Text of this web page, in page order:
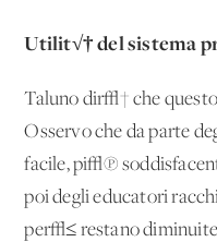
Utilit√† del sistema
Taluno dir√† che
Osservo che da parte
facile, pi√π
poi degli educatori
per√≤ restano